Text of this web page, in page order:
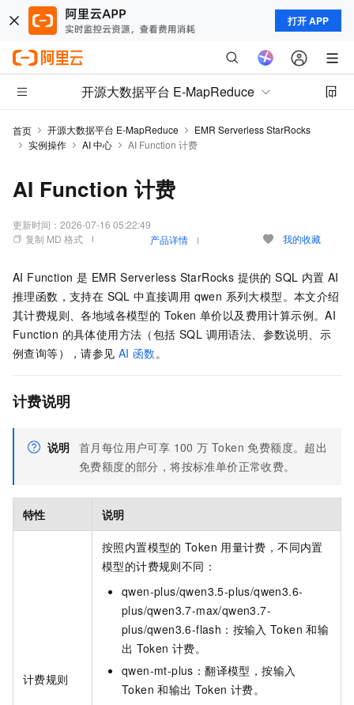
打开 APP
开源大数据平台 E-MapReduce
首页 开源大数据平台 E-MapReduce
EMR Serverless StarRocks
实例操作
AI 中心 AI Function 计费
AI Function 计费
更新时间： 2026-07-16 05:22:49
复制 MD 格式
产品详情 我的收藏
AI Function 是 EMR Serverless StarRocks 提供的 SQL 内置 AI
推理函数，支持在 SQL 中直接调用 qwen 系列大模型。本文介绍
其计费规则、各地域各模型的 Token 单价以及费用计算示例。AI
Function 的具体使用方法（包括 SQL 调用语法、参数说明、示
例查询等），请参见 AI 函数。
计费说明
说明 首月每位用户可享 100 万 Token 免费额度。超出
免费额度的部分，将按标准单价正常收费。
特性 说明
计费规则
按照内置模型的 Token 用量计费，不同内置
模型的计费规则不同：
qwen-plus/qwen3.5-plus/qwen3.6-
plus/qwen3.7-max/qwen3.7-
plus/qwen3.6-flash：按输入 Token 和输
出 Token 计费。
qwen-mt-plus：翻译模型，按输入
Token 和输出 Token 计费。